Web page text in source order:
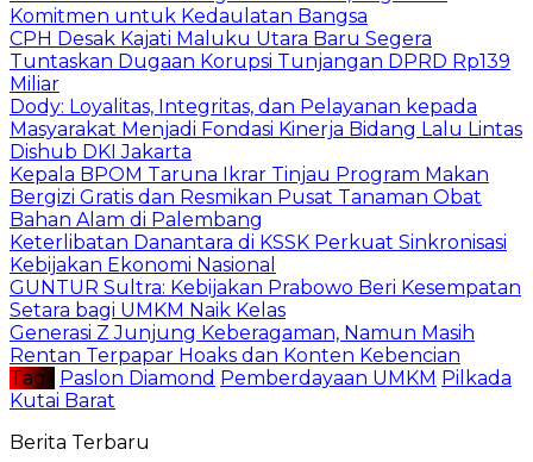
Komitmen untuk Kedaulatan Bangsa
CPH Desak Kajati Maluku Utara Baru Segera
Tuntaskan Dugaan Korupsi Tunjangan DPRD Rp139
Miliar
Dody: Loyalitas, Integritas, dan Pelayanan kepada
Masyarakat Menjadi Fondasi Kinerja Bidang Lalu Lintas
Dishub DKI Jakarta
Kepala BPOM Taruna Ikrar Tinjau Program Makan
Bergizi Gratis dan Resmikan Pusat Tanaman Obat
Bahan Alam di Palembang
Keterlibatan Danantara di KSSK Perkuat Sinkronisasi
Kebijakan Ekonomi Nasional
GUNTUR Sultra: Kebijakan Prabowo Beri Kesempatan
Setara bagi UMKM Naik Kelas
Generasi Z Junjung Keberagaman, Namun Masih
Rentan Terpapar Hoaks dan Konten Kebencian
Tag :
Paslon Diamond Pemberdayaan UMKM Pilkada
Kutai Barat
Berita Terbaru